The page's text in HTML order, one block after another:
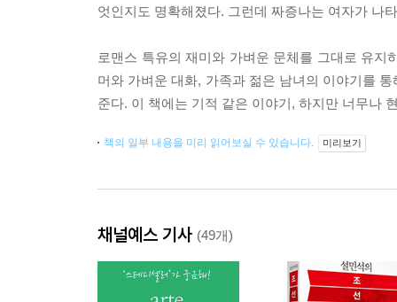
엇인지도 명확해졌다. 그런데 짜증나는 여자가 나
로맨스 특유의 재미와 가벼운 문체를 그대로 유
머와 가벼운 대화, 가족과 젊은 남녀의 이야기를
준다. 이 책에는 기적 같은 이야기, 하지만 너무나
책의 일부 내용을 미리 읽어보실 수 있습니다. 미리보기
채널예스 기사 (49개)